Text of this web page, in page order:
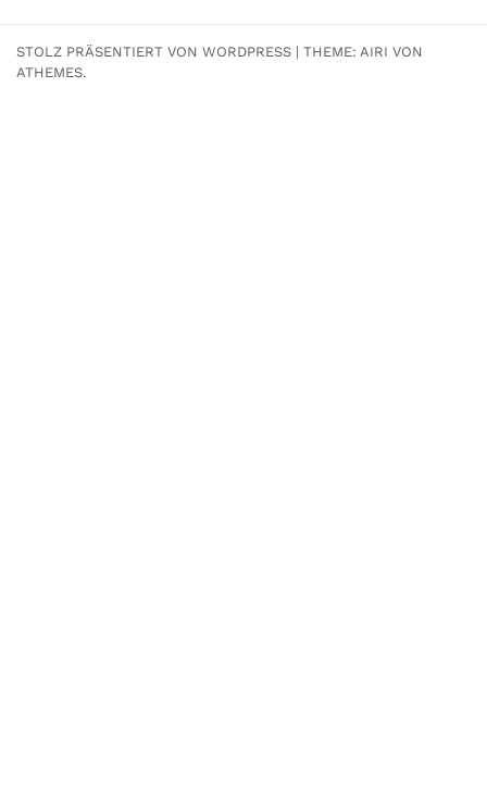
STOLZ PRÄSENTIERT VON WORDPRESS | THEME: AIRI VON
ATHEMES.